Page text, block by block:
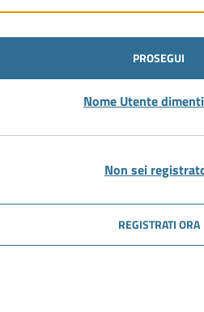
PROSEGUI
Nome Utente
Non sei
REGISTRATI ORA